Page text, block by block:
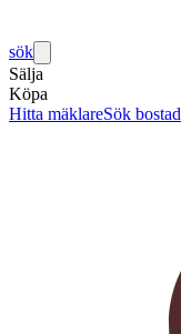
sök
Sälja
Köpa
Hitta mäklareSök bostad